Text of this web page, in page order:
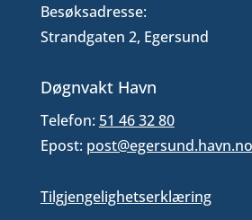
Besøksadresse:
Strandgaten 2, Egersund
Døgnvakt Havn
Telefon: 51 46 32 80
Epost: post@egersund.havn.no
Tilgjengelighetserklæring